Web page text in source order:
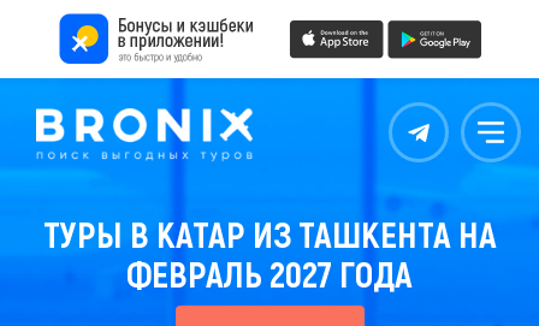
Контакты Меню
ТУРЫ В КАТАР ИЗ ТАШКЕНТА НА
ФЕВРАЛЬ 2027 ГОДА